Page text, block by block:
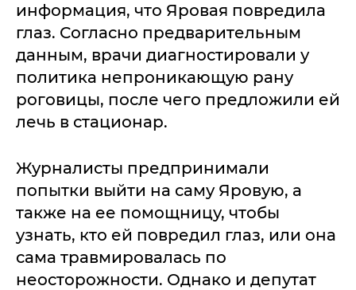
информация, что Яровая повредила
глаз. Согласно предварительным
данным, врачи диагностировали у
политика непроникающую рану
роговицы, после чего предложили ей
лечь в стационар.
Журналисты предпринимали
попытки выйти на саму Яровую, а
также на ее помощницу, чтобы
узнать, кто ей повредил глаз, или она
сама травмировалась по
неосторожности. Однако и депутат